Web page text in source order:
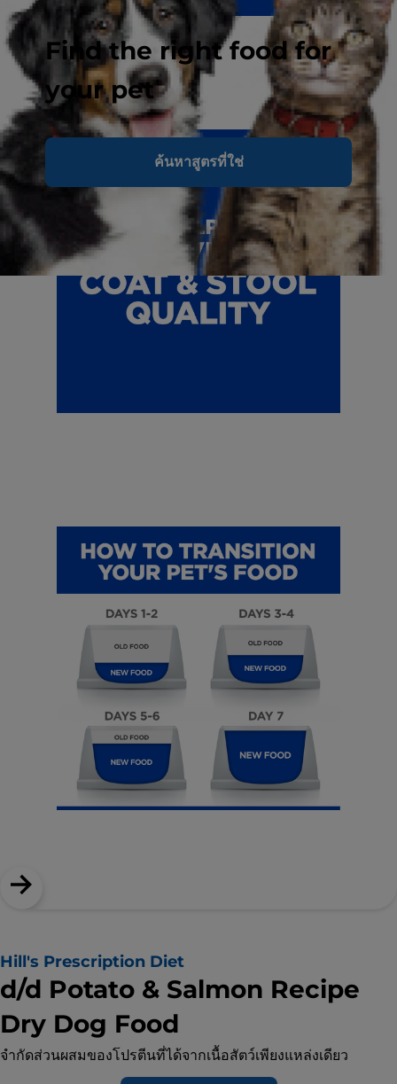
Find the right food for
your pet
ค้นหาสูตรที่ใช่
Hill's Prescription Diet
d/d Potato & Salmon Recipe
Dry Dog Food
จำกัดส่วนผสมของโปรตีนที่ได้จากเนื้อสัตว์เพียงแหล่งเดียว